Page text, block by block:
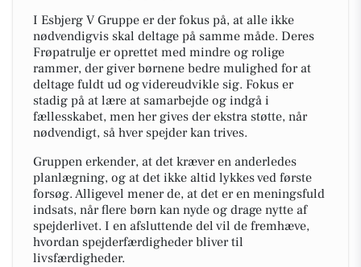
I Esbjerg V Gruppe er der fokus på, at alle ikke
nødvendigvis skal deltage på samme måde. Deres
Frøpatrulje er oprettet med mindre og rolige
rammer, der giver børnene bedre mulighed for at
deltage fuldt ud og videreudvikle sig. Fokus er
stadig på at lære at samarbejde og indgå i
fællesskabet, men her gives der ekstra støtte, når
nødvendigt, så hver spejder kan trives.
Gruppen erkender, at det kræver en anderledes
planlægning, og at det ikke altid lykkes ved første
forsøg. Alligevel mener de, at det er en meningsfuld
indsats, når flere børn kan nyde og drage nytte af
spejderlivet. I en afsluttende del vil de fremhæve,
hvordan spejderfærdigheder bliver til
livsfærdigheder.